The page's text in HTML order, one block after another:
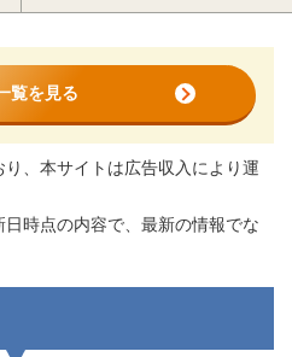
覧を見る
、本サイトは広告収入により運
時点の内容で、最新の情報でな